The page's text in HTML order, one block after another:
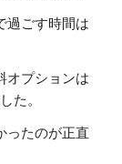
過ごす時間は
オプションは
た。
ったのが正直